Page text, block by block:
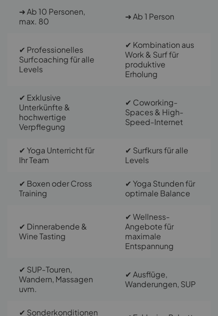
➜ Ab 10 Personen,
max. 80
➜ Ab 1 Person
✔ Professionelles
Surfcoaching für alle
Levels
✔ Kombination aus
Work & Surf für
produktive
Erholung
✔ Exklusive
Unterkünfte &
hochwertige
Verpflegung
✔ Coworking-
Spaces & High-
Speed-Internet
✔ Yoga Unterricht für
Ihr Team
✔ Surfkurs für alle
Levels
✔ Boxen oder Cross
Training
✔ Yoga Stunden für
optimale Balance
✔ Dinnerabende &
Wine Tasting
✔ Wellness-
Angebote für
maximale
Entspannung
✔ SUP-Touren,
Wandern, Massagen
uvm.
✔ Ausflüge,
Wanderungen, SUP
✔ Sonderkonditionen